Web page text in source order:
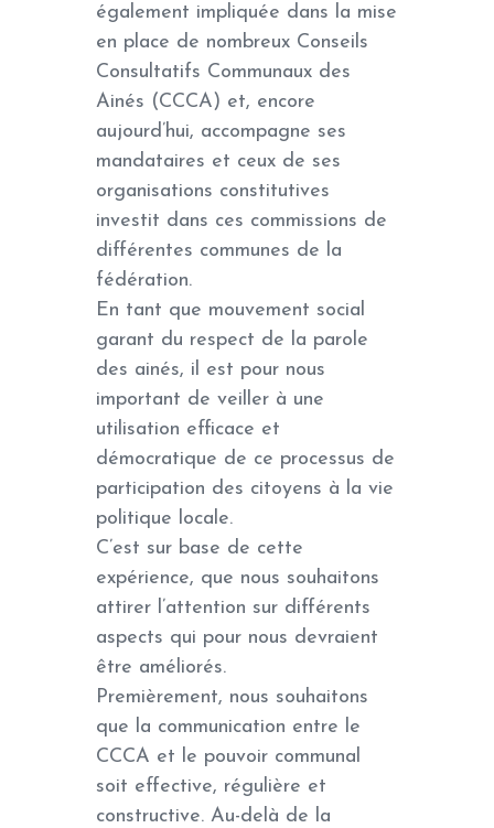
également impliquée dans la mise
en place de nombreux Conseils
Consultatifs Communaux des
Ainés (CCCA) et, encore
aujourd’hui, accompagne ses
mandataires et ceux de ses
organisations constitutives
investit dans ces commissions de
différentes communes de la
fédération.
En tant que mouvement social
garant du respect de la parole
des ainés, il est pour nous
important de veiller à une
utilisation efficace et
démocratique de ce processus de
participation des citoyens à la vie
politique locale.
C’est sur base de cette
expérience, que nous souhaitons
attirer l’attention sur différents
aspects qui pour nous devraient
être améliorés.
Premièrement, nous souhaitons
que la communication entre le
CCCA et le pouvoir communal
soit effective, régulière et
constructive. Au-delà de la